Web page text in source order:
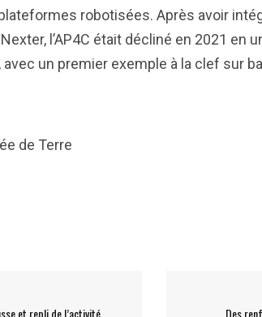
robotisées. Après avoir
l’AP4C était décliné en 2021 en
avec un premier exemple à la clef sur
de Terre
et repli de l’activité Des